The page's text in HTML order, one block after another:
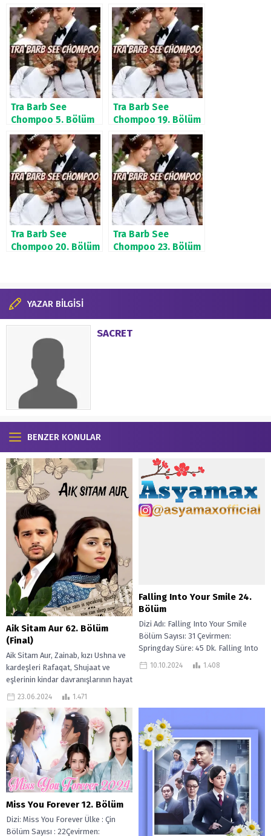
Tra Barb See
Chompoo 5. Bölüm
Tra Barb See
Chompoo 19. Bölüm
Tra Barb See
Chompoo 20. Bölüm
Tra Barb See
Chompoo 23. Bölüm
YAZAR BİLGİSİ
SACRET
BENZER KONULAR
Aik Sitam Aur 62. Bölüm
(Final)
Aik Sitam Aur, Zainab, kızı Ushna ve
kardeşleri Rafaqat, Shujaat ve
eşlerinin kindar davranışlarının hayat
mücadelesi ve trajedileri etrafında
23.06.2024 1.471
Falling Into Your Smile 24.
Bölüm
Dizi Adı: Falling Into Your Smile
Bölüm Sayısı: 31 Çevirmen:
Springday Süre: 45 Dk. Falling Into
Your Smile, E-sporun son...
10.10.2024 1.408
Miss You Forever 12. Bölüm
Dizi: Miss You Forever Ülke : Çin
Bölüm Sayısı : 22Çevirmen: